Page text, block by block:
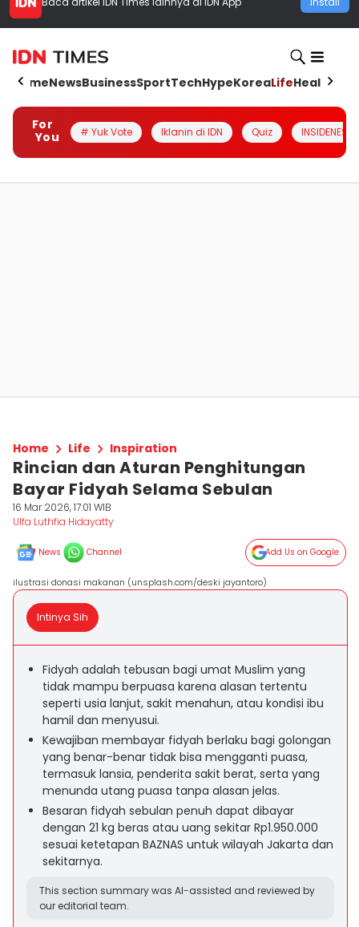
HomeNewsBusinessSportTechHypeKoreaLifeHealth
For
You
# Yuk Vote Iklanin di IDN Quiz INSIDENESIA
Home Life Inspiration
Rincian dan Aturan Penghitungan
Bayar Fidyah Selama Sebulan
16 Mar 2026, 17:01 WIB
Ulfa Luthfia Hidayatty
News Channel Add Us on Google
ilustrasi donasi makanan (unsplash.com/deski jayantoro)
Intinya Sih
Fidyah adalah tebusan bagi umat Muslim yang
tidak mampu berpuasa karena alasan tertentu
seperti usia lanjut, sakit menahun, atau kondisi ibu
hamil dan menyusui.
Kewajiban membayar fidyah berlaku bagi golongan
yang benar-benar tidak bisa mengganti puasa,
termasuk lansia, penderita sakit berat, serta yang
menunda utang puasa tanpa alasan jelas.
Besaran fidyah sebulan penuh dapat dibayar
dengan 21 kg beras atau uang sekitar Rp1.950.000
sesuai ketetapan BAZNAS untuk wilayah Jakarta dan
sekitarnya.
This section summary was AI-assisted and reviewed by
our editorial team.